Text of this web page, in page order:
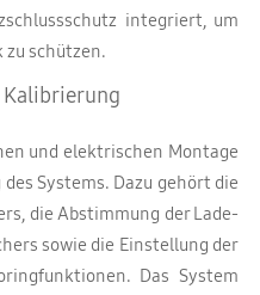
integriert, um
zu schützen.
und elektrischen Montage
Systems. Dazu gehört die
die Abstimmung der Lade-
sowie die Einstellung der
Das System